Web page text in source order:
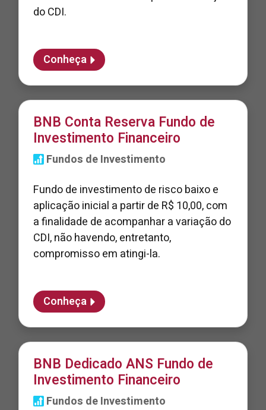
do CDI.
Conheça
BNB Conta Reserva Fundo de
Investimento Financeiro
Fundos de Investimento
Fundo de investimento de risco baixo e
aplicação inicial a partir de R$ 10,00, com
a finalidade de acompanhar a variação do
CDI, não havendo, entretanto,
compromisso em atingi-la.
Conheça
BNB Dedicado ANS Fundo de
Investimento Financeiro
Fundos de Investimento